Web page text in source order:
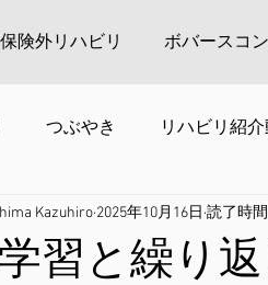
保険外リハビリ ボバースコ
つぶやき リハビリ紹
習と繰り
Kazuhiro 2025年10月16日 読了時